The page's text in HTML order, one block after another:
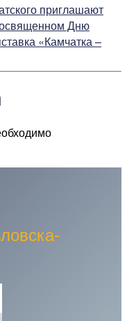
приглашают
Дню
«Камчатка –